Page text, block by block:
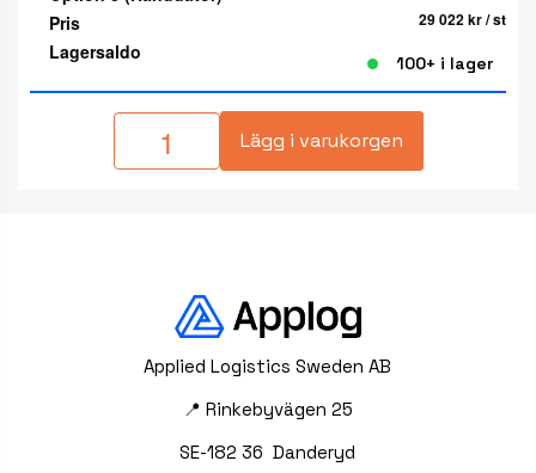
Pris 29 022 kr/ st
Lagersaldo 100+ i lager
Lägg i varukorgen
Applied Logistics Sweden AB
📍 Rinkebyvägen 25
SE-182 36 Danderyd